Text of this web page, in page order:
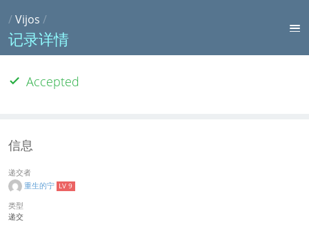
/Vijos /
记录详情
Accepted
信息
递交者
重生的宁 LV 9
类型
递交